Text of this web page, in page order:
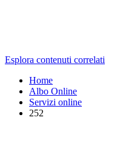
Esplora contenuti correlati
Home
Albo Online
Servizi online
252